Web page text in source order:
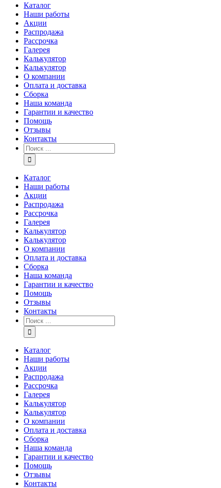
Каталог
Наши работы
Акции
Распродажа
Рассрочка
Галерея
Калькулятор
Калькулятор
О компании
Оплата и доставка
Сборка
Наша команда
Гарантии и качество
Помощь
Отзывы
Контакты
Каталог
Наши работы
Акции
Распродажа
Рассрочка
Галерея
Калькулятор
Калькулятор
О компании
Оплата и доставка
Сборка
Наша команда
Гарантии и качество
Помощь
Отзывы
Контакты
Каталог
Наши работы
Акции
Распродажа
Рассрочка
Галерея
Калькулятор
Калькулятор
О компании
Оплата и доставка
Сборка
Наша команда
Гарантии и качество
Помощь
Отзывы
Контакты